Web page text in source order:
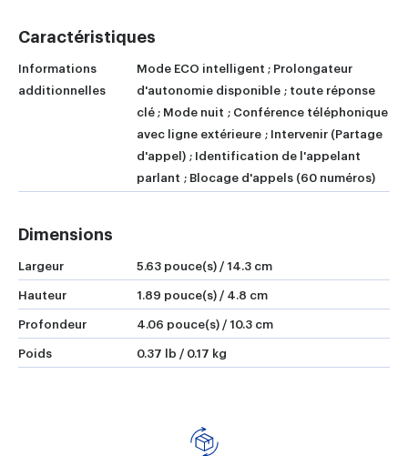
Caractéristiques
Informations
additionnelles
Mode ECO intelligent ; Prolongateur
d'autonomie disponible ; toute réponse
clé ; Mode nuit ; Conférence téléphonique
avec ligne extérieure ; Intervenir (Partage
d'appel) ; Identification de l'appelant
parlant ; Blocage d'appels (60 numéros)
Dimensions
Largeur 5.63 pouce(s) / 14.3 cm
Hauteur 1.89 pouce(s) / 4.8 cm
Profondeur 4.06 pouce(s) / 10.3 cm
Poids 0.37 lb / 0.17 kg